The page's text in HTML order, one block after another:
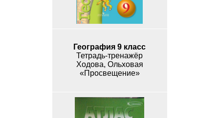
География 9 класс
Тетрадь-тренажёр
Ходова, Ольховая
«Просвещение»